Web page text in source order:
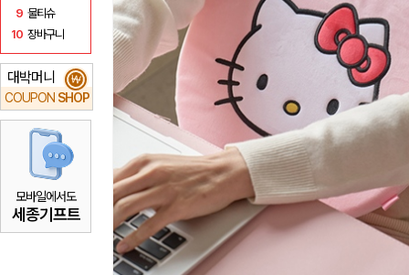
9 물티슈
10 장바구니
대박머니
COUPON SHOP
₩
모바일에서도
세종기프트